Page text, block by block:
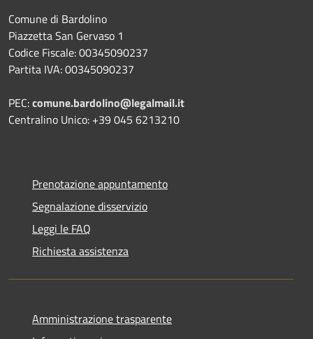
Comune di Bardolino
Piazzetta San Gervaso 1
Codice Fiscale: 00345090237
Partita IVA: 00345090237
PEC:comune.bardolino@legalmail.it
Centralino Unico: +39 045 6213210
Prenotazione appuntamento
Segnalazione disservizio
Leggi le FAQ
Richiesta assistenza
Amministrazione trasparente